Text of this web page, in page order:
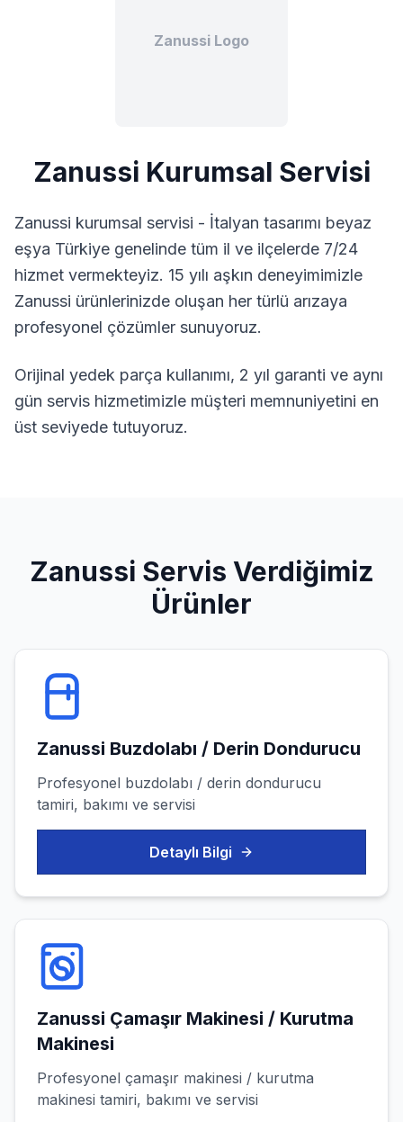
Zanussi Logo
Zanussi Kurumsal Servisi
Zanussi kurumsal servisi - İtalyan tasarımı beyaz
eşya Türkiye genelinde tüm il ve ilçelerde 7/24
hizmet vermekteyiz. 15 yılı aşkın deneyimimizle
Zanussi ürünlerinizde oluşan her türlü arızaya
profesyonel çözümler sunuyoruz.
Orijinal yedek parça kullanımı, 2 yıl garanti ve aynı
gün servis hizmetimizle müşteri memnuniyetini en
üst seviyede tutuyoruz.
Zanussi Servis Verdiğimiz
Ürünler
Zanussi Buzdolabı / Derin Dondurucu
Profesyonel buzdolabı / derin dondurucu
tamiri, bakımı ve servisi
Detaylı Bilgi
Zanussi Çamaşır Makinesi / Kurutma
Makinesi
Profesyonel çamaşır makinesi / kurutma
makinesi tamiri, bakımı ve servisi